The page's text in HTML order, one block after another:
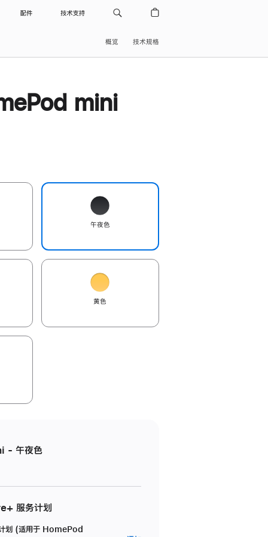
配件 技术支持
概览 技术规格
mini
午夜色
黄色
- 午夜色
服务计划
划 (适用于 HomePod